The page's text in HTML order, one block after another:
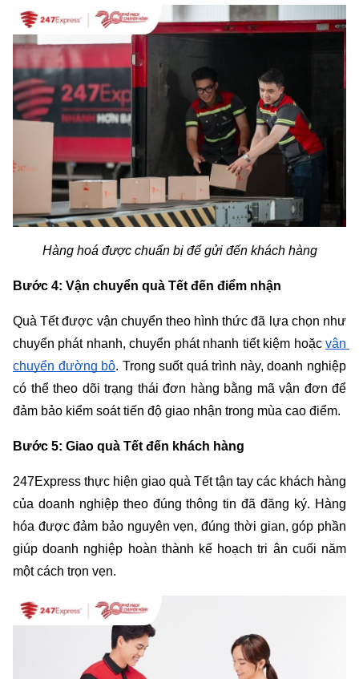
Hàng hoá được chuẩn bị để gửi đến khách hàng
Bước 4: Vận chuyển quà Tết đến điểm nhận
Quà Tết được vận chuyển theo hình thức đã lựa chọn như
chuyển phát nhanh, chuyển phát nhanh tiết kiệm hoặc vận
chuyển đường bộ. Trong suốt quá trình này, doanh nghiệp
có thể theo dõi trạng thái đơn hàng bằng mã vận đơn để
đảm bảo kiểm soát tiến độ giao nhận trong mùa cao điểm.
Bước 5: Giao quà Tết đến khách hàng
247Express thực hiện giao quà Tết tận tay các khách hàng
của doanh nghiệp theo đúng thông tin đã đăng ký. Hàng
hóa được đảm bảo nguyên vẹn, đúng thời gian, góp phần
giúp doanh nghiệp hoàn thành kế hoạch tri ân cuối năm
một cách trọn vẹn.